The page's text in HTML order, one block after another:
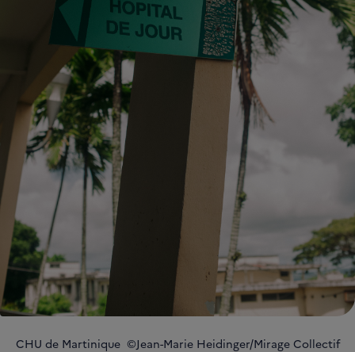
CHU de Martinique ©Jean-Marie Heidinger/Mirage Collectif